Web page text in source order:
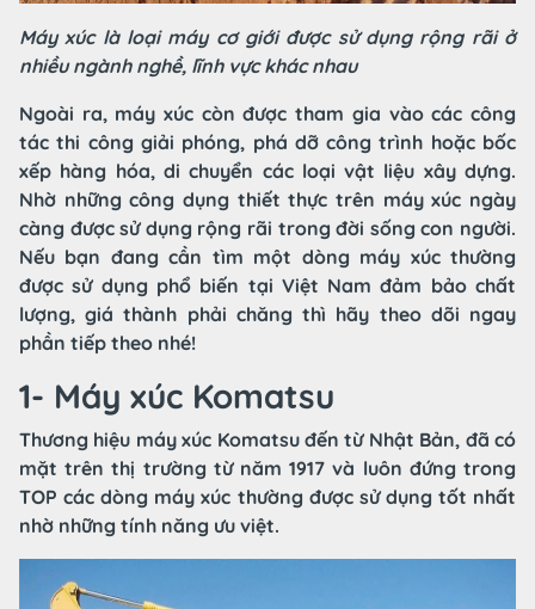
Máy xúc là loại máy cơ giới được sử dụng rộng rãi ở
nhiều ngành nghề, lĩnh vực khác nhau
Ngoài ra, máy xúc còn được tham gia vào các công
tác thi công giải phóng, phá dỡ công trình hoặc bốc
xếp hàng hóa, di chuyển các loại vật liệu xây dựng.
Nhờ những công dụng thiết thực trên máy xúc ngày
càng được sử dụng rộng rãi trong đời sống con người.
Nếu bạn đang cần tìm một dòng máy xúc thường
được sử dụng phổ biến tại Việt Nam đảm bảo chất
lượng, giá thành phải chăng thì hãy theo dõi ngay
phần tiếp theo nhé!
1- Máy xúc Komatsu
Thương hiệu máy xúc Komatsu đến từ Nhật Bản, đã có
mặt trên thị trường từ năm 1917 và luôn đứng trong
TOP các dòng máy xúc thường được sử dụng tốt nhất
nhờ những tính năng ưu việt.